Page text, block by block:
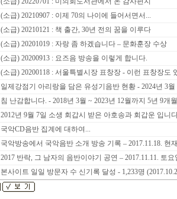
(소급) 20210907 : 이제 70의 나이에 들어서면서...
(소급) 20210121 : 책 출간, 30년 전의 꿈을 이루다
(소급) 20201019 : 자랑 좀 하겠습니다 – 문화훈장 수상
(소급) 20200913 : 요즈음 방송을 이렇게 합니다.
(소급) 20200118 : 서울특별시장 표창장 - 이런 표창장도
일제강점기 아리랑을 담은 유성기음반 현황 - 2024년 3월
침 난감합니다. - 2018년 3월 ~ 2023년 12월까지 5년 9개
2012년 9월 7일 소생 회갑시 받은 아호송과 회갑운 입니
국악CD음반 집계에 대하여...
국악방송에서 국악음반 소개 방송 기록 – 2017.11.18. 현
2017 반락, 그 남자의 음반이야기 공연 – 2017.11.11. 토
본사이트 일일 방문자 수 신기록 달성 - 1,233명